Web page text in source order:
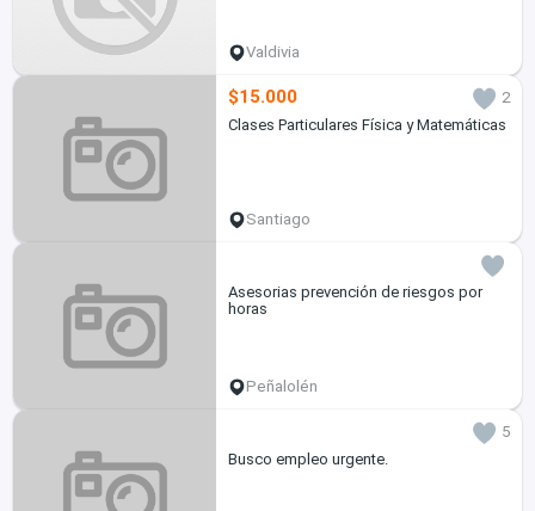
Valdivia
$15.000
2
Clases Particulares Física y Matemáticas
Santiago
Asesorias prevención de riesgos por
horas
Peñalolén
5
Busco empleo urgente.